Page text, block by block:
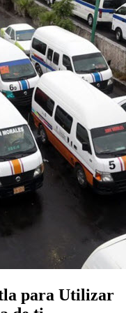
para Utilizar